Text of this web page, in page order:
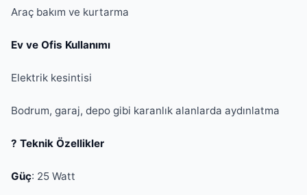
Araç bakım ve kurtarma
Ev ve Ofis Kullanımı
Elektrik kesintisi
Bodrum, garaj, depo gibi karanlık alanlarda aydınlatma
? Teknik Özellikler
Güç: 25 Watt